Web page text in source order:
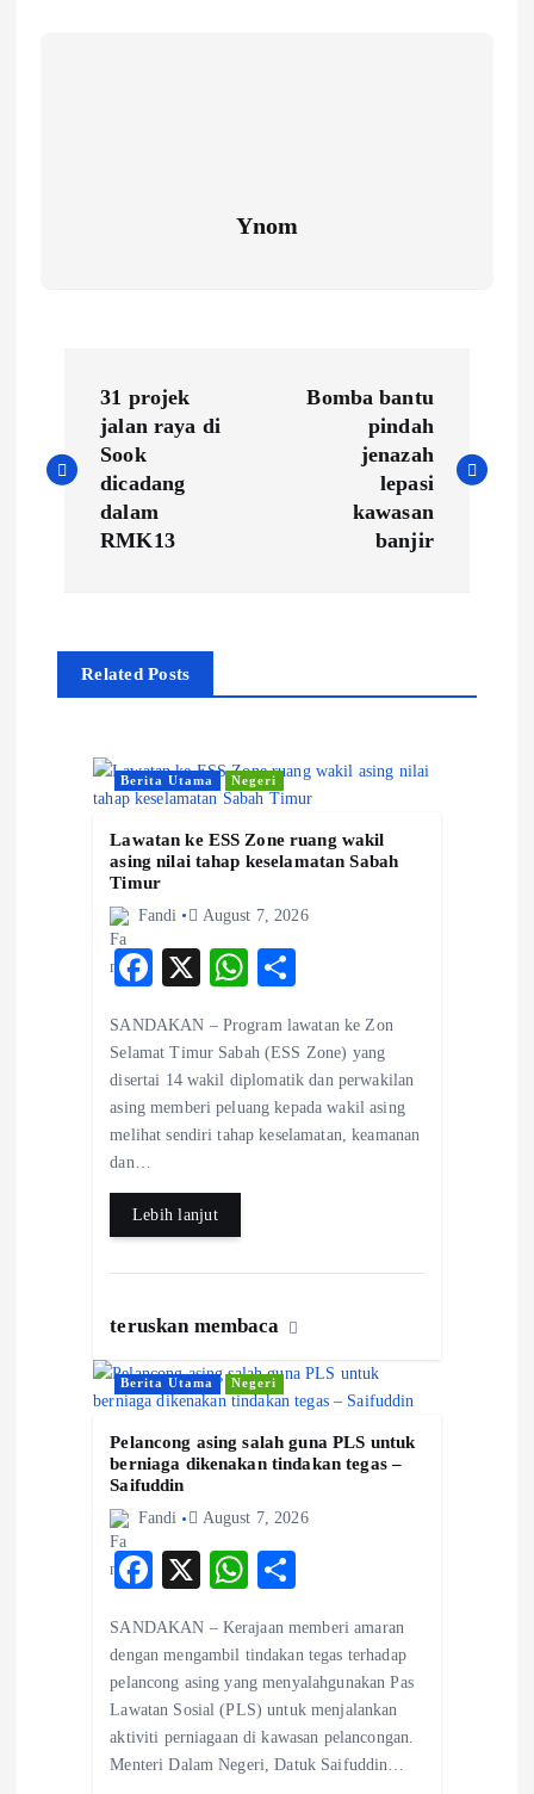
Ynom
s
a
31 projek
jalan raya di
Sook
dicadang
dalam
RMK13
Bomba bantu
pindah
jenazah
lepasi
kawasan
banjir
Related Posts
Berita Utama Negeri
Lawatan ke ESS Zone ruang wakil
asing nilai tahap keselamatan Sabah
Timur
Fandi August 7, 2026
F
eb
o
o
X
W
ts
A
p
p
re
SANDAKAN – Program lawatan ke Zon
Selamat Timur Sabah (ESS Zone) yang
disertai 14 wakil diplomatik dan perwakilan
asing memberi peluang kepada wakil asing
melihat sendiri tahap keselamatan, keamanan
dan…
Lebih lanjut
teruskan membaca
Berita Utama Negeri
Pelancong asing salah guna PLS untuk
berniaga dikenakan tindakan tegas –
Saifuddin
Fandi August 7, 2026
F
eb
o
o
k
X
W
ts
A
p
p
re
SANDAKAN – Kerajaan memberi amaran
dengan mengambil tindakan tegas terhadap
pelancong asing yang menyalahgunakan Pas
Lawatan Sosial (PLS) untuk menjalankan
aktiviti perniagaan di kawasan pelancongan.
Menteri Dalam Negeri, Datuk Saifuddin…